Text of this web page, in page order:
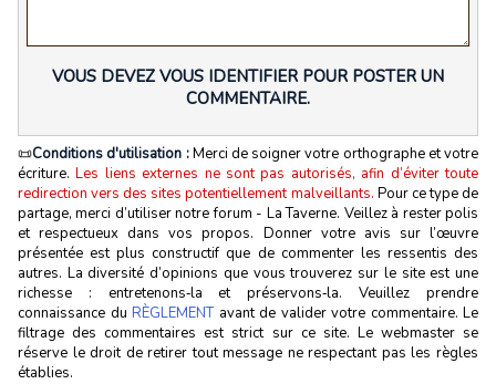
VOUS DEVEZ VOUS IDENTIFIER POUR POSTER UN
COMMENTAIRE.
📜Conditions d'utilisation :Merci de soigner votre orthographe et votre
écriture.Les liens externes ne sont pas autorisés, afin d’éviter toute
redirection vers des sites potentiellement malveillants. Pour ce type de
partage, merci d’utiliser notre forum - La Taverne. Veillez à rester polis
et respectueux dans vos propos. Donner votre avis sur l’œuvre
présentée est plus constructif que de commenter les ressentis des
autres. La diversité d’opinions que vous trouverez sur le site est une
richesse : entretenons‑la et préservons‑la. Veuillez prendre
connaissance du RÈGLEMENTavant de valider votre commentaire. Le
filtrage des commentaires est strict sur ce site. Le webmaster se
réserve le droit de retirer tout message ne respectant pas les règles
établies.